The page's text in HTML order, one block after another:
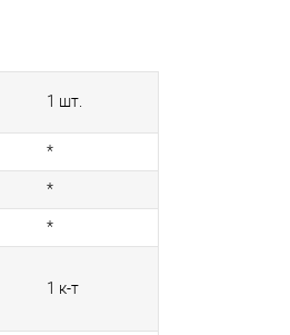
1 шт.
*
*
*
1 к-т